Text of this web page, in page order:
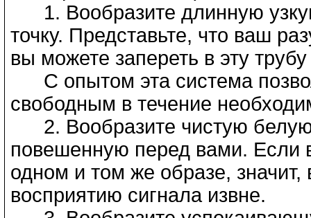
1. Вообразите длинную
точку. Представьте, что ваш
вы можете запереть в эту
С опытом эта система
свободным в течение
2. Вообразите чистую
повешенную перед вами. Если
одном и том же образе,
восприятию сигнала извне.